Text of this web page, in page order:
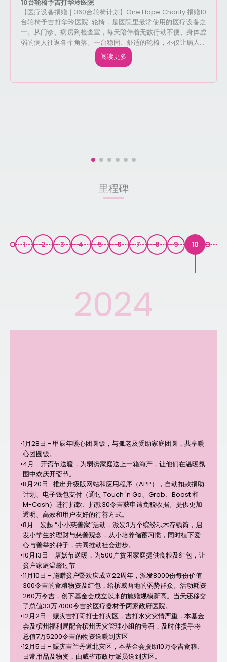
10台轮椅予吉打华玲医院
【医疗设备捐赠｜360台轮椅计划】One Hope Charity 捐赠10
台轮椅予吉打华玲医院 轮椅，是医院里最常使用的医疗设备之
一。从门诊、病房到检查室，每天陪伴着无数行动不便、身体虚
弱的病人往返各个角落。一台稳固、舒适的轮椅，不仅让病人移
动时更安心，也让医护人员及家属照护时更加轻松。 为了提升
医院基础设备，让病患拥有更舒适、便利的就医体验，大山脚瑶
椅予吉打华玲医院。 此次捐赠也是本基金会「360台轮椅援助
阅读更多
里程碑
1 2 3 4 5 6 7 8 9 10
2024
•1月28日 - 甲辰年暖心团圆饭，与孤老及受助家庭团圆，共享暖
心团圆饭。
•4月 - 开斋节送暖，为弱势家庭送上一箱海产，让他们在温暖氛
围中欢庆开斋节。
•8月20日- 推出升级版网站和应用程序（APP），自动扣款捐助
计划、电子钱包支付（通过 Touch 'n Go、Grab、Boost 和
M-Cash）进行捐款、捐款30令吉获申请免税收据。提供更加
透明、高效和用户友好的行善方式。
•8月 - 发起 “小小慈善家”活动，派发3万个缤纷积木存钱筒，启
发小学生的理财与慈善观念，从小培养储蓄习惯，同时植下爱
心与善举的种子，共同推动社会进步。
•10月13日 - 屠妖节送暖，为500户贫困家庭提供食粮及红包，让
贫户家庭温馨过节
•11月10日 - 施赠贫户暨欢庆成立22周年，派发8000份每份价值
300令吉的食粮物资及红包，给槟威两地的弱势群众。活动耗资
260万令吉，创下基金会成立以来的施赠规模新高。当天还移交
了总值33万7000令吉的医疗器材予两家政府医院。
•12月2日 - 赈灾吉打哥打士打灾区，吉打水灾灾情严重，本基金
会及槟州福利局配合槟州天灾管理小组的号召，及时伸援手将
总值7万5200令吉的物资送暖到灾区
•12月5日 - 赈灾吉兰丹道北灾区，本基金会援助10万令吉食粮、
日常用品及物资，由威省市政厅派员送到灾区。